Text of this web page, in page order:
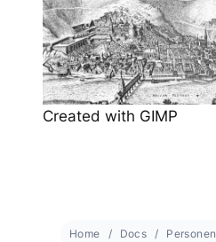
Created with GIMP
Home Docs Personen